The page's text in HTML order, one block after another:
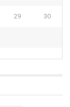
29 30